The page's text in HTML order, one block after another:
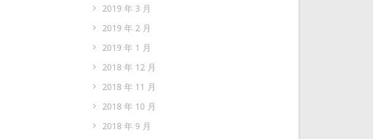
2019 年 3 月
2019 年 2 月
2019 年 1 月
2018 年 12 月
2018 年 11 月
2018 年 10 月
2018 年 9 月